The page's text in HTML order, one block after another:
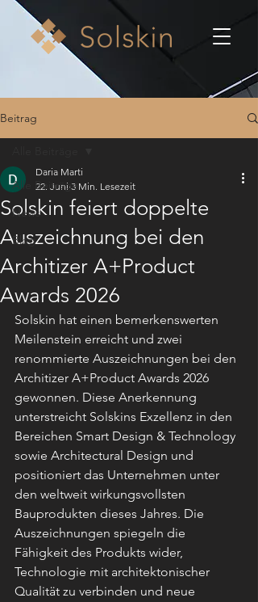
Beitrag
Alle Beiträge
News
Blog
Solskin feiert doppelte
Auszeichnung bei den
Architizer A+Product
Awards 2026
Daria Marti
22. Juni 3 Min. Lesezeit
Solskin hat einen bemerkenswerten
Meilenstein erreicht und zwei
renommierte Auszeichnungen bei den
Architizer A+Product Awards 2026
gewonnen. Diese Anerkennung
unterstreicht Solskins Exzellenz in den
Bereichen Smart Design & Technology
sowie Architectural Design und
positioniert das Unternehmen unter
den weltweit wirkungsvollsten
Bauprodukten dieses Jahres. Die
Auszeichnungen spiegeln die
Fähigkeit des Produkts wider,
Technologie mit architektonischer
Qualität zu verbinden und neue